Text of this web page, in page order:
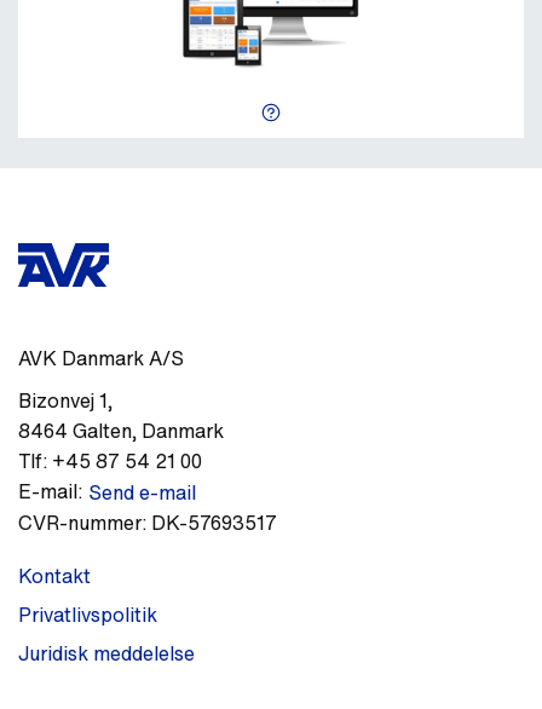
AVK Danmark A/S
Bizonvej 1,
8464 Galten, Danmark
Tlf: +45 87 54 21 00
E-mail: Send e-mail
CVR-nummer: DK-57693517
Kontakt
Privatlivspolitik
Juridisk meddelelse